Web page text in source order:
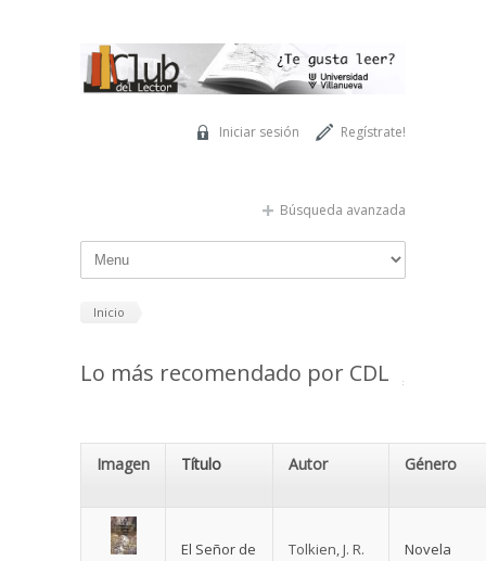
Regístrate!
Iniciar sesión
Búsqueda avanzada
Inicio
Lo más recomendado por CDL
Imagen Título Autor Género
El Señor de
Tolkien, J. R.
Novela